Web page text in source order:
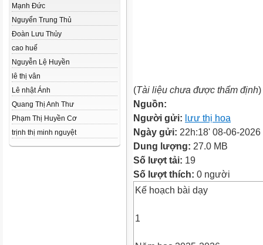
Mạnh Đức
Nguyển Trung Thủ
Đoàn Lưu Thủy
cao huế
Nguyễn Lệ Huyền
lê thị vân
Lê nhật Ánh
Quang Thị Anh Thư
Phạm Thị Huyền Cơ
trịnh thị minh nguyệt
(Tài liệu chưa được thẩm định)
Nguồn:
Người gửi: lưư thị hoa
Ngày gửi: 22h:18' 08-06-2026
Dung lượng: 27.0 MB
Số lượt tải: 19
Số lượt thích: 0 người
Kế hoạch bài dạy
1